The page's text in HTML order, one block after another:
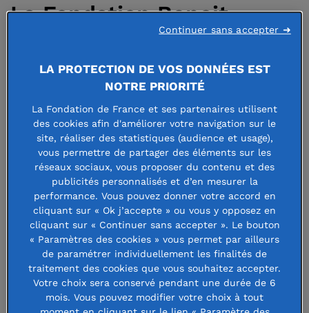
La Fondation Benoit
Chamoux : 25 ans aux
côtés des « orphelins
Sherpa »
26 avril 2021
En 1995 disparaissait l’alpiniste
Benoît Chamoux, le premier
« himalayiste » français. Aujourd’hui,
la fondation qui porte son nom
LA PROTECTION DE VOS DONNÉES EST
NOTRE PRIORITÉ
La Fondation de France et ses partenaires utilisent
des cookies afin d'améliorer votre navigation sur le
site, réaliser des statistiques (audience et usage),
vous permettre de partager des éléments sur les
réseaux sociaux, vous proposer du contenu et des
publicités personnalisés et d’en mesurer la
performance. Vous pouvez donner votre accord en
cliquant sur « Ok j’accepte » ou vous y opposez en
cliquant sur « Continuer sans accepter ». Le bouton
« Paramètres des cookies » vous permet par ailleurs
de paramétrer individuellement les finalités de
traitement des cookies que vous souhaitez accepter.
Votre choix sera conservé pendant une durée de 6
mois. Vous pouvez modifier votre choix à tout
Continuer sans accepter ➜